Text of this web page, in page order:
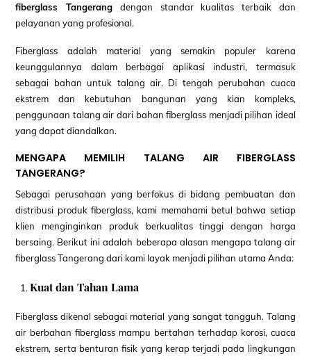
fiberglass Tangerang dengan standar kualitas terbaik dan
pelayanan yang profesional.
Fiberglass adalah material yang semakin populer karena
keunggulannya dalam berbagai aplikasi industri, termasuk
sebagai bahan untuk talang air. Di tengah perubahan cuaca
ekstrem dan kebutuhan bangunan yang kian kompleks,
penggunaan talang air dari bahan fiberglass menjadi pilihan ideal
yang dapat diandalkan.
MENGAPA MEMILIH TALANG AIR FIBERGLASS
TANGERANG?
Sebagai perusahaan yang berfokus di bidang pembuatan dan
distribusi produk fiberglass, kami memahami betul bahwa setiap
klien menginginkan produk berkualitas tinggi dengan harga
bersaing. Berikut ini adalah beberapa alasan mengapa talang air
fiberglass Tangerang dari kami layak menjadi pilihan utama Anda:
Kuat dan Tahan Lama
Fiberglass dikenal sebagai material yang sangat tangguh. Talang
air berbahan fiberglass mampu bertahan terhadap korosi, cuaca
ekstrem, serta benturan fisik yang kerap terjadi pada lingkungan